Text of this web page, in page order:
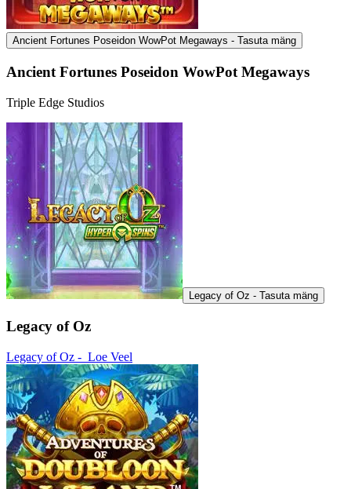
Ancient Fortunes Poseidon WowPot Megaways - Tasuta mäng
Ancient Fortunes Poseidon WowPot Megaways
Triple Edge Studios
Legacy of Oz - Tasuta mäng
Legacy of Oz
Legacy of Oz - Loe Veel